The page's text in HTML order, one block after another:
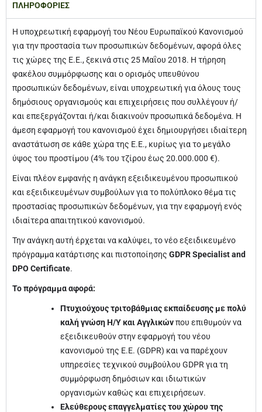
ΠΛΗΡΟΦΟΡΙΕΣ
Η υποχρεωτική εφαρμογή του Νέου Ευρωπαϊκού Κανονισμού
για την προστασία των προσωπικών δεδομένων, αφορά όλες
τις χώρες της Ε.Ε., ξεκινά στις 25 Μαΐου 2018. Η τήρηση
φακέλου συμμόρφωσης και ο ορισμός υπευθύνου
προσωπικών δεδομένων, είναι υποχρεωτική για όλους τους
δημόσιους οργανισμούς και επιχειρήσεις που συλλέγουν ή/
και επεξεργάζονται ή/και διακινούν προσωπικά δεδομένα. Η
άμεση εφαρμογή του κανονισμού έχει δημιουργήσει ιδιαίτερη
αναστάτωση σε κάθε χώρα της Ε.Ε., κυρίως για το μεγάλο
ύψος του προστίμου (4% του τζίρου έως 20.000.000 €).
Είναι πλέον εμφανής η ανάγκη εξειδικευμένου προσωπικού
και εξειδικευμένων συμβούλων για το πολύπλοκο θέμα τις
προστασίας προσωπικών δεδομένων, για την εφαρμογή ενός
ιδιαίτερα απαιτητικού κανονισμού.
Την ανάγκη αυτή έρχεται να καλύψει, το νέο εξειδικευμένο
πρόγραμμα κατάρτισης και πιστοποίησης GDPR Specialist and
DPO Certificate.
Το πρόγραμμα αφορά:
Πτυχιούχους τριτοβάθμιας εκπαίδευσης με πολύ
καλή γνώση Η/Υ και Αγγλικώνπου επιθυμούν να
εξειδικευθούν στην εφαρμογή του νέου
κανονισμού της Ε.Ε. (GDPR) και να παρέχουν
υπηρεσίες τεχνικού συμβούλου GDPR για τη
συμμόρφωση δημόσιων και ιδιωτικών
οργανισμών καθώς και επιχειρήσεων.
Ελεύθερους επαγγελματίες του χώρου της